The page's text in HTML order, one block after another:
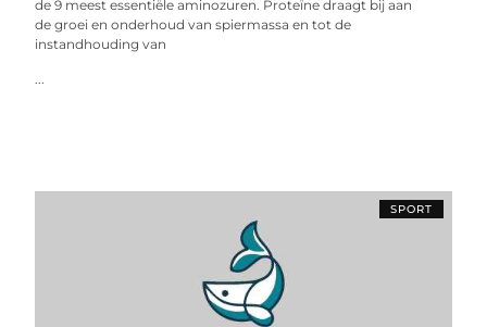
de 9 meest essentiële aminozuren. Proteïne draagt bij aan
de groei en onderhoud van spiermassa en tot de
instandhouding van
...
SPORT